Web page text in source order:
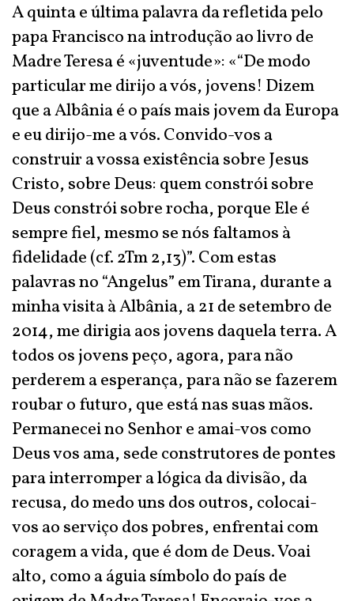
A quinta e última palavra da refletida pelo
papa Francisco na introdução ao livro de
Madre Teresa é «juventude»: «“De modo
particular me dirijo a vós, jovens! Dizem
que a Albânia é o país mais jovem da Europa
e eu dirijo-me a vós. Convido-vos a
construir a vossa existência sobre Jesus
Cristo, sobre Deus: quem constrói sobre
Deus constrói sobre rocha, porque Ele é
sempre fiel, mesmo se nós faltamos à
fidelidade (cf. 2Tm 2,13)”. Com estas
palavras no “Angelus” em Tirana, durante a
minha visita à Albânia, a 21 de setembro de
2014, me dirigia aos jovens daquela terra. A
todos os jovens peço, agora, para não
perderem a esperança, para não se fazerem
roubar o futuro, que está nas suas mãos.
Permanecei no Senhor e amai-vos como
Deus vos ama, sede construtores de pontes
para interromper a lógica da divisão, da
recusa, do medo uns dos outros, colocai-
vos ao serviço dos pobres, enfrentai com
coragem a vida, que é dom de Deus. Voai
alto, como a águia símbolo do país de